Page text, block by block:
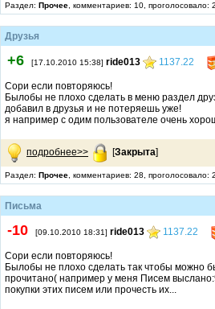
Раздел: Прочее , комментариев: 10,
Друзья
+6 [17.10.2010 15:38] ride013 1137.22
Сори если повторяюсь!
Былобы не плохо сделать в меню раздел
добавил в друзья и не потеряешь уже!
я например с одим пользователе очень
подробнее>> [Закрыта]
Раздел: Прочее , комментариев: 28,
Письма
-10 [09.10.2010 18:31] ride013 1137.22
Сори если повторяюсь!
Былобы не плохо сделать так чтобы можно
прочитано( например у меня Писем
покупки этих писем или прочесть их...